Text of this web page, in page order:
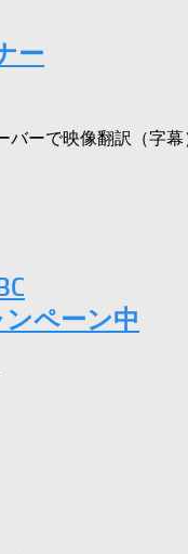
ー
ーで映像翻訳（字
ンペーン中